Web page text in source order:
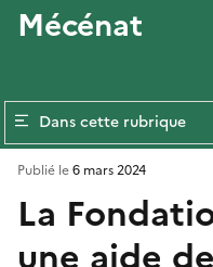
Mécénat
Dans cette rubrique
La
Publié le6 mars 2024